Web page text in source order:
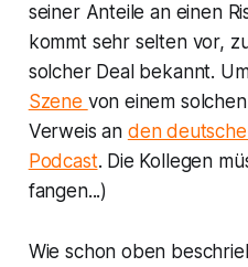
seiner Anteile an einen
kommt sehr selten vor,
solcher Deal bekannt.
Szene von einem
Verweis an den
Podcast. Die Kollegen
fangen...)
Wie schon oben